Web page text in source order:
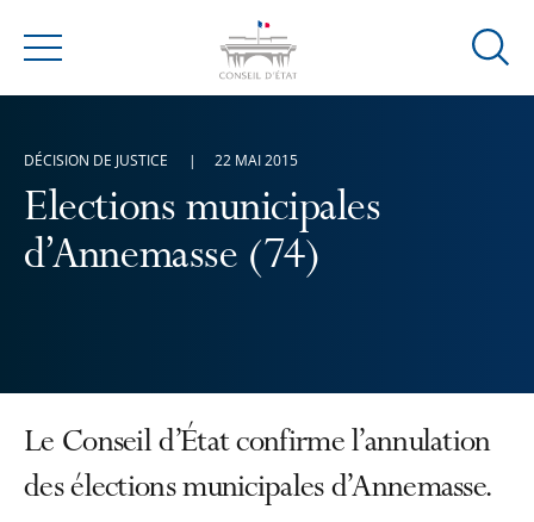
Menu
Ouvrir
Elections municipales
d’Annemasse (74)
DÉCISION DE JUSTICE 22 MAI 2015
Le Conseil d’État confirme l’annulation
des élections municipales d’Annemasse.